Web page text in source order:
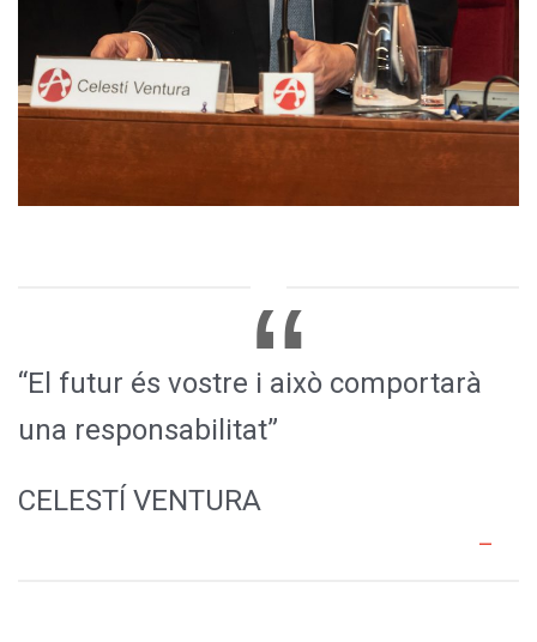
“El futur és vostre i això comportarà
una responsabilitat”
CELESTÍ VENTURA